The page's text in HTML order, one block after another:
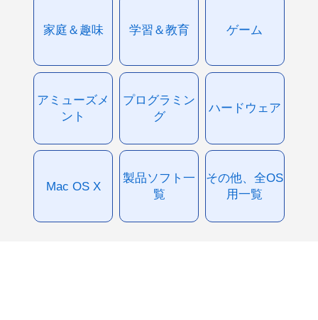
家庭＆趣味 学習＆教育 ゲーム
アミューズメ
ント
プログラミン
グ
ハードウェア
Mac OS X
製品ソフト一
覧
その他、全OS
用一覧